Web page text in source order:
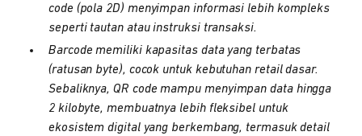
code (pola 2D) menyimpan informasi lebih kompleks
seperti tautan atau instruksi transaksi.
Barcode memiliki kapasitas data yang terbatas
(ratusan byte), cocok untuk kebutuhan retail dasar.
Sebaliknya, QR code mampu menyimpan data hingga
2 kilobyte, membuatnya lebih fleksibel untuk
ekosistem digital yang berkembang, termasuk detail